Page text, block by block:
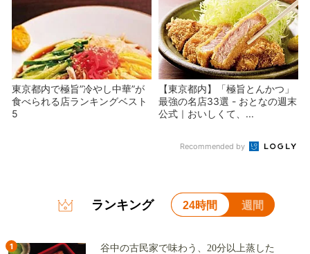
東京都内で極旨”冷やし中華”が
食べられる店ランキングベスト
5
【東京都内】「極旨とんかつ」
最強の名店33選 - おとなの週末
公式｜おいしくて、...
Recommended by
ランキング 24時間 週間
1
谷中の古民家で味わう、20分以上蒸した